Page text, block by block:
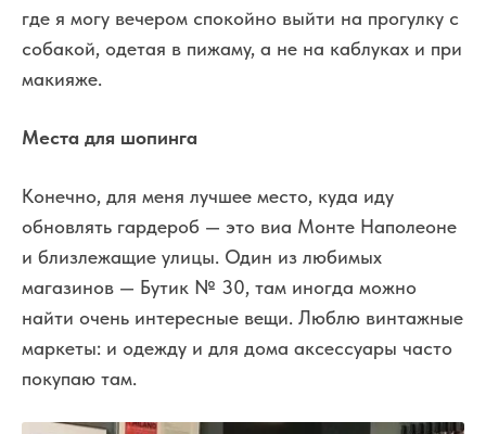
где я могу вечером спокойно выйти на прогулку с
собакой, одетая в пижаму, а не на каблуках и при
макияже.
Места для шопинга
Конечно, для меня лучшее место, куда иду
обновлять гардероб — это виа Монте Наполеоне
и близлежащие улицы. Один из любимых
магазинов — Бутик № 30, там иногда можно
найти очень интересные вещи. Люблю винтажные
маркеты: и одежду и для дома аксессуары часто
покупаю там.